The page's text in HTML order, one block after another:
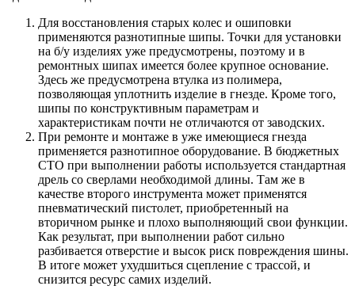
Для восстановления старых колес и ошиповки
применяются разнотипные шипы. Точки для установки
на б/у изделиях уже предусмотрены, поэтому и в
ремонтных шипах имеется более крупное основание.
Здесь же предусмотрена втулка из полимера,
позволяющая уплотнить изделие в гнезде. Кроме того,
шипы по конструктивным параметрам и
характеристикам почти не отличаются от заводских.
При ремонте и монтаже в уже имеющиеся гнезда
применяется разнотипное оборудование. В бюджетных
СТО при выполнении работы используется стандартная
дрель со сверлами необходимой длины. Там же в
качестве второго инструмента может применятся
пневматический пистолет, приобретенный на
вторичном рынке и плохо выполняющий свои функции.
Как результат, при выполнении работ сильно
разбивается отверстие и высок риск повреждения шины.
В итоге может ухудшиться сцепление с трассой, и
снизится ресурс самих изделий.